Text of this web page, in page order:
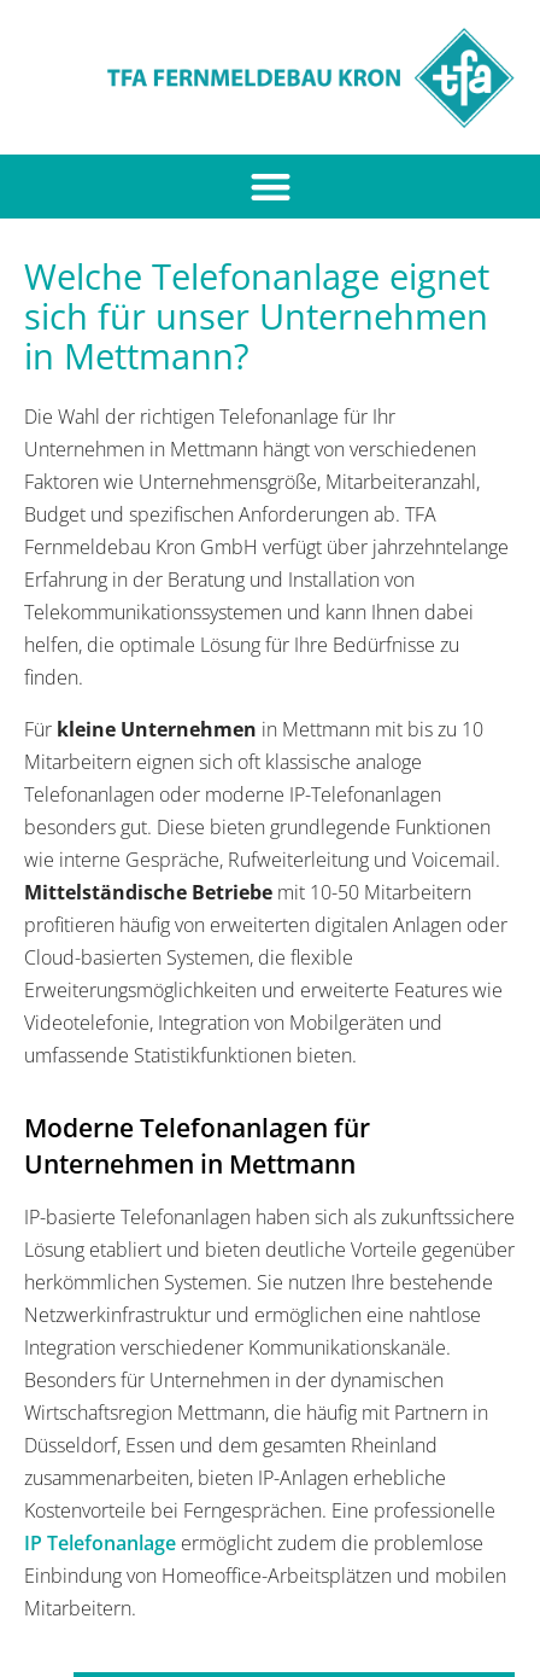
Welche Telefonanlage eignet
sich für unser Unternehmen
in Mettmann?
Die Wahl der richtigen Telefonanlage für Ihr
Unternehmen in Mettmann hängt von verschiedenen
Faktoren wie Unternehmensgröße, Mitarbeiteranzahl,
Budget und spezifischen Anforderungen ab. TFA
Fernmeldebau Kron GmbH verfügt über jahrzehntelange
Erfahrung in der Beratung und Installation von
Telekommunikationssystemen und kann Ihnen dabei
helfen, die optimale Lösung für Ihre Bedürfnisse zu
finden.
Für kleine Unternehmen in Mettmann mit bis zu 10
Mitarbeitern eignen sich oft klassische analoge
Telefonanlagen oder moderne IP-Telefonanlagen
besonders gut. Diese bieten grundlegende Funktionen
wie interne Gespräche, Rufweiterleitung und Voicemail.
Mittelständische Betriebe mit 10-50 Mitarbeitern
profitieren häufig von erweiterten digitalen Anlagen oder
Cloud-basierten Systemen, die flexible
Erweiterungsmöglichkeiten und erweiterte Features wie
Videotelefonie, Integration von Mobilgeräten und
umfassende Statistikfunktionen bieten.
Moderne Telefonanlagen für
Unternehmen in Mettmann
IP-basierte Telefonanlagen haben sich als zukunftssichere
Lösung etabliert und bieten deutliche Vorteile gegenüber
herkömmlichen Systemen. Sie nutzen Ihre bestehende
Netzwerkinfrastruktur und ermöglichen eine nahtlose
Integration verschiedener Kommunikationskanäle.
Besonders für Unternehmen in der dynamischen
Wirtschaftsregion Mettmann, die häufig mit Partnern in
Düsseldorf, Essen und dem gesamten Rheinland
zusammenarbeiten, bieten IP-Anlagen erhebliche
Kostenvorteile bei Ferngesprächen. Eine professionelle
IP Telefonanlage ermöglicht zudem die problemlose
Einbindung von Homeoffice-Arbeitsplätzen und mobilen
Mitarbeitern.